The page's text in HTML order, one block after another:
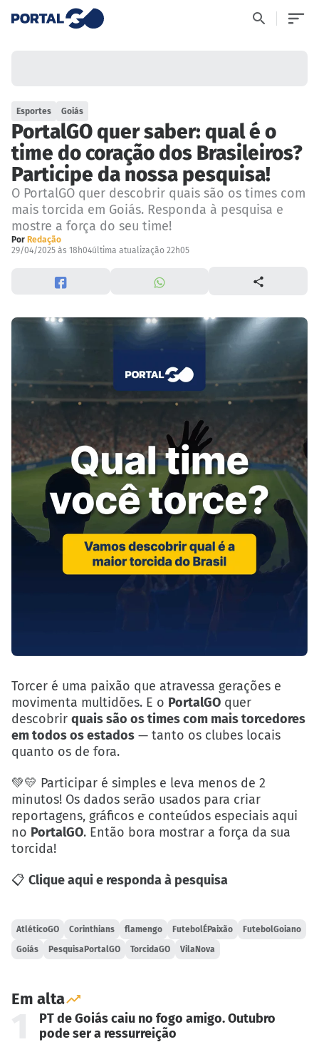
Esportes Goiás
PortalGO quer saber: qual é o
time do coração dos Brasileiros?
Participe da nossa pesquisa!
O PortalGO quer descobrir quais são os times com
mais torcida em Goiás. Responda à pesquisa e
mostre a força do seu time!
Por Redação
29/04/2025 às 18h04última atualização 22h05
Torcer é uma paixão que atravessa gerações e
movimenta multidões. E o PortalGO quer
descobrir quais são os times com mais torcedores
em todos os estados — tanto os clubes locais
quanto os de fora.
💚💛 Participar é simples e leva menos de 2
minutos! Os dados serão usados para criar
reportagens, gráficos e conteúdos especiais aqui
no PortalGO. Então bora mostrar a força da sua
torcida!
📋 Clique aqui e responda à pesquisa
AtléticoGO Corinthians flamengo FutebolÉPaixão FutebolGoiano
Goiás PesquisaPortalGO TorcidaGO VilaNova
Em alta
PT de Goiás caiu no fogo amigo. Outubro
pode ser a ressurreição